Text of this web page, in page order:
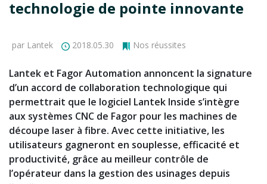
technologie de pointe innovante
par Lantek 2018.05.30 Nos réussites
Lantek et Fagor Automation annoncent la signature
d’un accord de collaboration technologique qui
permettrait que le logiciel Lantek Inside s’intègre
aux systèmes CNC de Fagor pour les machines de
découpe laser à fibre. Avec cette initiative, les
utilisateurs gagneront en souplesse, efficacité et
productivité, grâce au meilleur contrôle de
l’opérateur dans la gestion des usinages depuis